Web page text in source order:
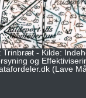
Trinbræt - Kilde:
og
(Lave